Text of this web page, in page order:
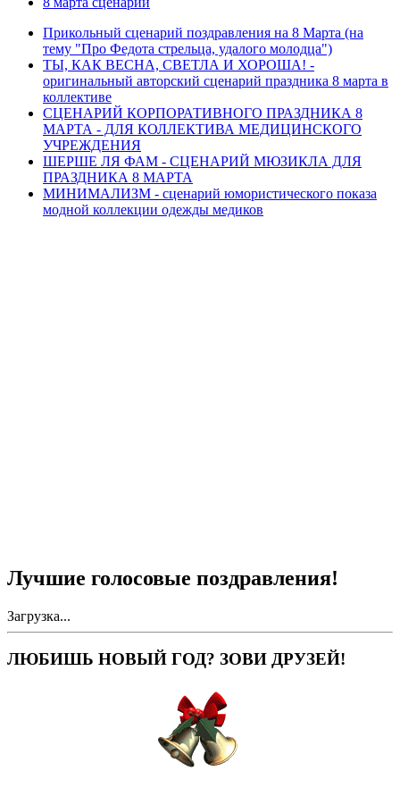
Прикольный сценарий поздравления на 8 Марта (на
тему "Про Федота стрельца, удалого молодца")
ТЫ, КАК ВЕСНА, СВЕТЛА И ХОРОША! -
оригинальный авторский сценарий праздника 8 марта в
коллективе
СЦЕНАРИЙ КОРПОРАТИВНОГО ПРАЗДНИКА 8
МАРТА - ДЛЯ КОЛЛЕКТИВА МЕДИЦИНСКОГО
УЧРЕЖДЕНИЯ
ШЕРШЕ ЛЯ ФАМ - СЦЕНАРИЙ МЮЗИКЛА ДЛЯ
ПРАЗДНИКА 8 МАРТА
МИНИМАЛИЗМ - сценарий юмористического показа
модной коллекции одежды медиков
Лучшие голосовые поздравления!
Загрузка...
ЛЮБИШЬ НОВЫЙ ГОД? ЗОВИ ДРУЗЕЙ!